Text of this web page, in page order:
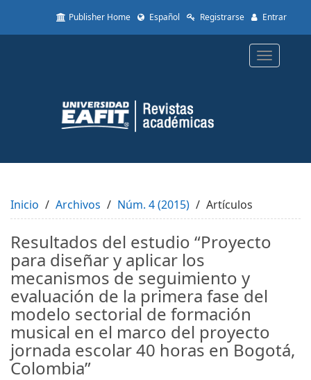
to
Content
Sidebar
Publisher Home Español Registrarse Entrar
Toggle
Inicio Archivos Núm. 4 (2015) Artículos
Resultados del estudio “Proyecto
para diseñar y aplicar los
mecanismos de seguimiento y
evaluación de la primera fase del
modelo sectorial de formación
musical en el marco del proyecto
jornada escolar 40 horas en Bogotá,
Colombia”